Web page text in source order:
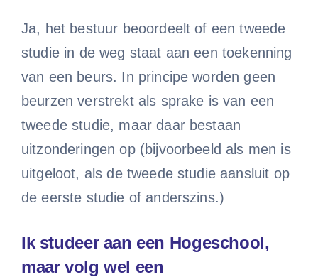
Ja, het bestuur beoordeelt of een tweede
studie in de weg staat aan een toekenning
van een beurs. In principe worden geen
beurzen verstrekt als sprake is van een
tweede studie, maar daar bestaan
uitzonderingen op (bijvoorbeeld als men is
uitgeloot, als de tweede studie aansluit op
de eerste studie of anderszins.)
Ik studeer aan een Hogeschool,
maar volg wel een